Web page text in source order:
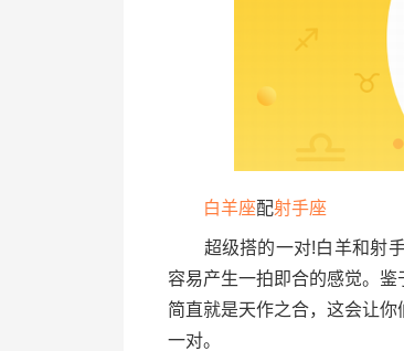
白羊座配射手座
超级搭的一对!白羊和射手
容易产生一拍即合的感觉。鉴
简直就是天作之合，这会让
一对。